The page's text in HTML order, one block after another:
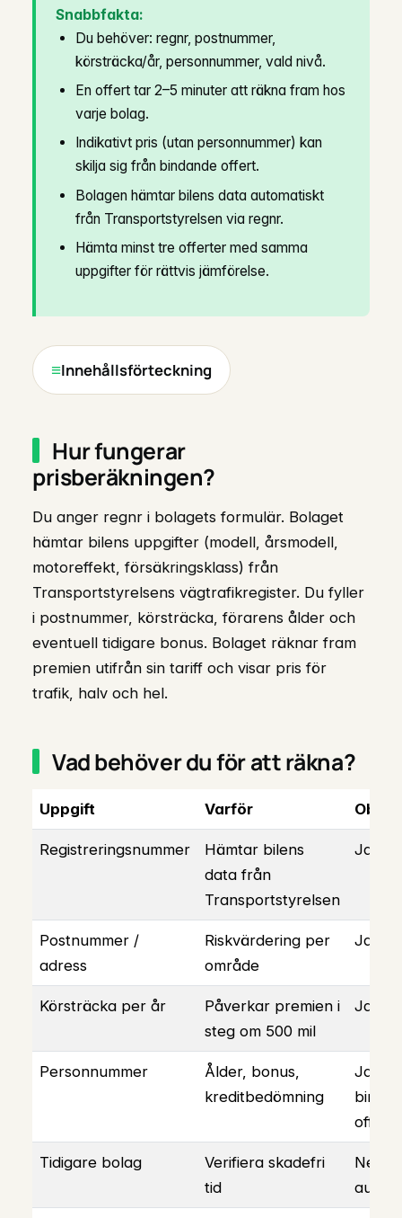
Snabbfakta:
Du behöver: regnr, postnummer,
körsträcka/år, personnummer, vald nivå.
En offert tar 2–5 minuter att räkna fram hos
varje bolag.
Indikativt pris (utan personnummer) kan
skilja sig från bindande offert.
Bolagen hämtar bilens data automatiskt
från Transportstyrelsen via regnr.
Hämta minst tre offerter med samma
uppgifter för rättvis jämförelse.
Innehållsförteckning
Hur fungerar
prisberäkningen?
Du anger regnr i bolagets formulär. Bolaget
hämtar bilens uppgifter (modell, årsmodell,
motoreffekt, försäkringsklass) från
Transportstyrelsens vägtrafikregister. Du fyller
i postnummer, körsträcka, förarens ålder och
eventuell tidigare bonus. Bolaget räknar fram
premien utifrån sin tariff och visar pris för
trafik, halv och hel.
Vad behöver du för att räkna?
Uppgift Varför
Registreringsnummer
Hämtar bilens
data från
Transportstyrelsen
Ja
Postnummer /
adress
Riskvärdering per
område
Ja
Körsträcka per år
Påverkar premien i
steg om 500 mil
Ja
Personnummer
Ålder, bonus,
kreditbedömning
Ja för
offert
Tidigare bolag
Verifiera skadefri
tid
Nej,